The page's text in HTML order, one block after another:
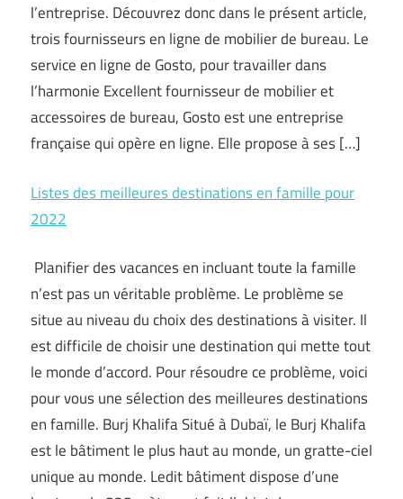
l’entreprise. Découvrez donc dans le présent article,
trois fournisseurs en ligne de mobilier de bureau. Le
service en ligne de Gosto, pour travailler dans
l’harmonie Excellent fournisseur de mobilier et
accessoires de bureau, Gosto est une entreprise
française qui opère en ligne. Elle propose à ses […]
Listes des meilleures destinations en famille pour
2022
Planifier des vacances en incluant toute la famille
n’est pas un véritable problème. Le problème se
situe au niveau du choix des destinations à visiter. Il
est difficile de choisir une destination qui mette tout
le monde d’accord. Pour résoudre ce problème, voici
pour vous une sélection des meilleures destinations
en famille. Burj Khalifa Situé à Dubaï, le Burj Khalifa
est le bâtiment le plus haut au monde, un gratte-ciel
unique au monde. Ledit bâtiment dispose d’une